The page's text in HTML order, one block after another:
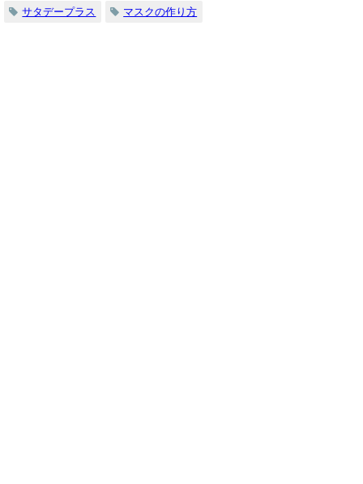
サタデープラス マスクの作り方